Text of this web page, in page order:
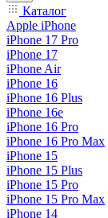
Каталог
Apple iPhone
iPhone 17 Pro
iPhone 17
iPhone Air
iPhone 16
iPhone 16 Plus
iPhone 16e
iPhone 16 Pro
iPhone 16 Pro Max
iPhone 15
iPhone 15 Plus
iPhone 15 Pro
iPhone 15 Pro Max
iPhone 14